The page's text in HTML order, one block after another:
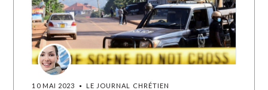
10 MAI 2023 LE JOURNAL CHRÉTIEN